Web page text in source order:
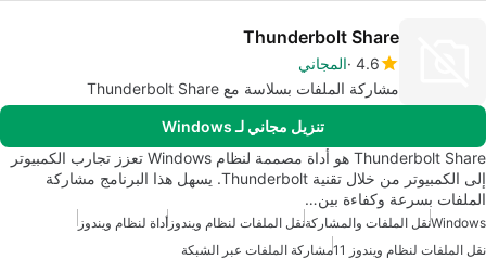
Thunderbolt Share
4.6 المجاني
مشاركة الملفات بسلاسة مع Thunderbolt Share
تنزيل مجاني لـ Windows
Thunderbolt Share هو أداة مصممة لنظام Windows تعزز تجارب الكمبيوتر
إلى الكمبيوتر من خلال تقنية Thunderbolt. يسهل هذا البرنامج مشاركة
الملفات بسرعة وكفاءة بين…
Windowsنقل الملفات والمشاركةنقل الملفات لنظام ويندوز أداة لنظام ويندوز
نقل الملفات لنظام ويندوز 11
مشاركة الملفات عبر الشبكة